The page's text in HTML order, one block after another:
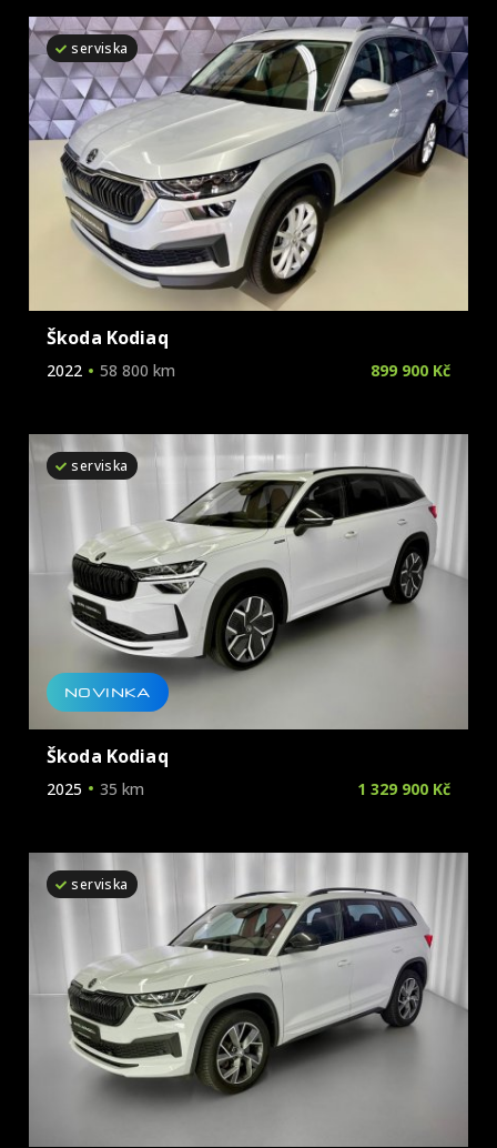
Škoda
Tesla
Toyota
Volkswagen
Volvo
serviska
Škoda Kodiaq
2022 58 800 km 899 900 Kč
NOVINKA
serviska
Škoda Kodiaq
2025 35 km 1 329 900 Kč
serviska